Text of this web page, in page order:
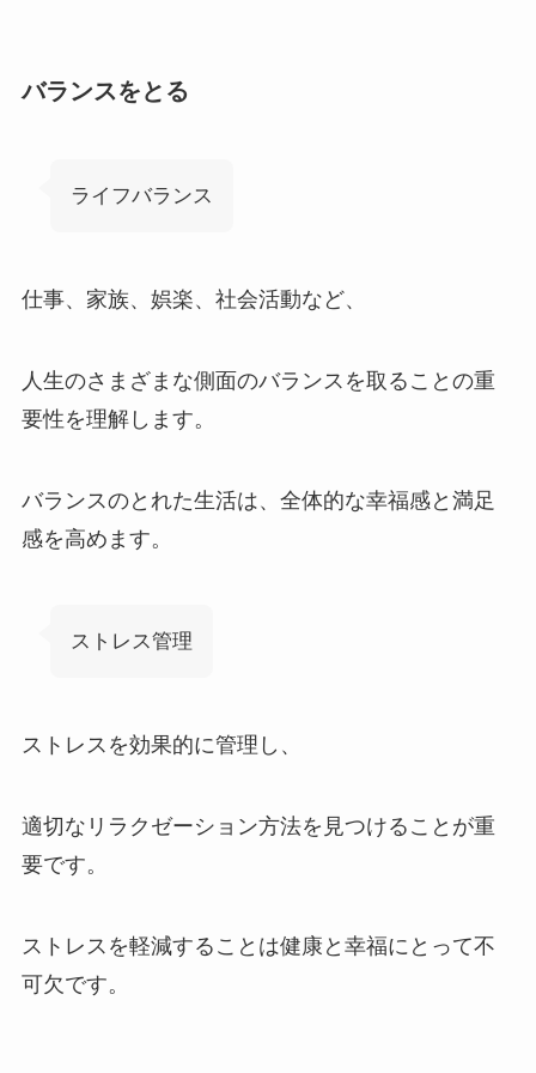
バランスをとる
ライフバランス
仕事、家族、娯楽、社会活動など、
人生のさまざまな側面のバランスを取ることの重
要性を理解します。
バランスのとれた生活は、全体的な幸福感と満足
感を高めます。
ストレス管理
ストレスを効果的に管理し、
適切なリラクゼーション方法を見つけることが重
要です。
ストレスを軽減することは健康と幸福にとって不
可欠です。